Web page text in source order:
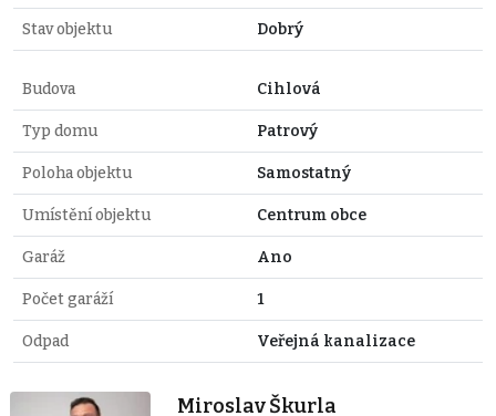
Stav objektu Dobrý
Budova Cihlová
Typ domu Patrový
Poloha objektu Samostatný
Umístění objektu Centrum obce
Garáž Ano
Počet garáží 1
Odpad Veřejná kanalizace
Miroslav Škurla